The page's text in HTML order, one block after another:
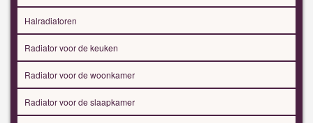
Halradiatoren
Radiator voor de keuken
Radiator voor de woonkamer
Radiator voor de slaapkamer